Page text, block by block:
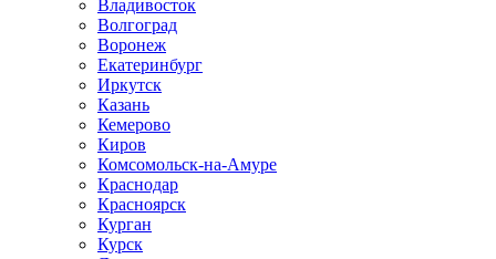
Владивосток
Волгоград
Воронеж
Екатеринбург
Иркутск
Казань
Кемерово
Киров
Комсомольск-на-Амуре
Краснодар
Красноярск
Курган
Курск